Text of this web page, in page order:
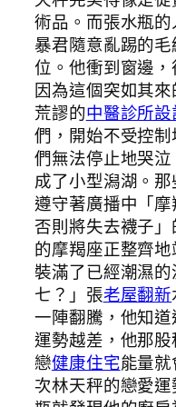
術品。而張水瓶
暴君隨意亂踢的
位。他衝到窗邊
因為這個突如其
荒謬的中醫診所設
們，開始不受控
們無法停止地哭
成了小型潟湖。
遵守著廣播中「摩
否則將失去襪子
的摩羯座正整齊
裝滿了已經潮濕
七？」張老屋翻新
一陣翻騰，他知
運勢越差，他那
戀健康住宅能量
次林天秤的戀愛